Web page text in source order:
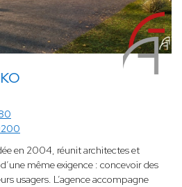
en 2004, réunit architectes et
même exigence : concevoir des
usagers. L’agence accompagne